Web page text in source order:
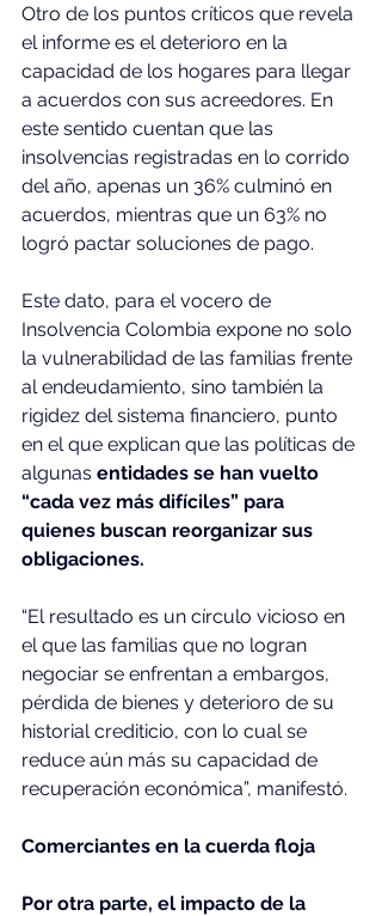
Otro de los puntos críticos que revela
el informe es el deterioro en la
capacidad de los hogares para llegar
a acuerdos con sus acreedores. En
este sentido cuentan que las
insolvencias registradas en lo corrido
del año, apenas un 36% culminó en
acuerdos, mientras que un 63% no
logró pactar soluciones de pago.
Este dato, para el vocero de
Insolvencia Colombia expone no solo
la vulnerabilidad de las familias frente
al endeudamiento, sino también la
rigidez del sistema financiero, punto
en el que explican que las políticas de
algunas entidades se han vuelto
“cada vez más difíciles” para
quienes buscan reorganizar sus
obligaciones.
“El resultado es un círculo vicioso en
el que las familias que no logran
negociar se enfrentan a embargos,
pérdida de bienes y deterioro de su
historial crediticio, con lo cual se
reduce aún más su capacidad de
recuperación económica”, manifestó.
Comerciantes en la cuerda floja
Por otra parte, el impacto de la